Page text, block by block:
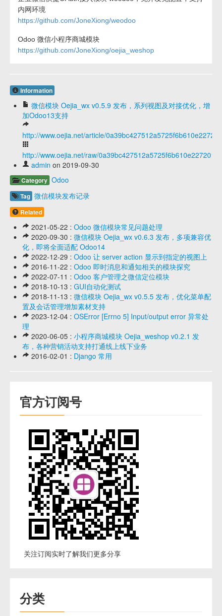
内网环境
https://github.com/JoneXiong/weodoo
Odoo 微信小程序商城模块
https://github.com/JoneXiong/oejia_weshop
Information
微信模块 Oejia_wx v0.5.9 发布，系列视图及对接优化，增
加Odoo13支持
http://www.oejia.net/article/
http://www.oejia.net/raw/
admin on 2019-09-30
Category Odoo
Tag 微信模块发布记录
Related
2021-05-22 : Odoo 微信模块常见问题处理
2020-09-30 : 微信模块 Oejia_wx v0.6.3 发布，多项兼容优
化，即将全面适配 Odoo14
2022-12-29 : Odoo 让 server action 显示到指定的视图上
2016-11-22 : Odoo 即时消息和通知相关的模块探究
2022-07-11 : Odoo 客户管理之微信定位模块
2018-10-13 : GUI自动化测试
2018-11-13 : 微信模块 Oejia_wx v0.5.5 发布，优化菜单配
置及会话管理增加素材支持
2023-12-04 : OSError [Errno 5] Input/output error 异常处
理
2020-06-05 : 小程序商城模块 Oejia_weshop v0.2.1 发
布，各种营销活动支持打通线上线下业务
2016-02-01 : Django 常用
官方订阅号
关注订阅实时了解我们更多分享
分类